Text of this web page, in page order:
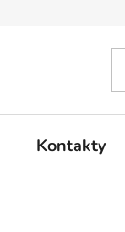
Kontakty